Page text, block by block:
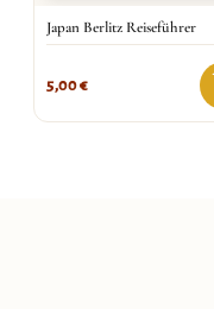
Japan Berlitz Reiseführer
5,00€